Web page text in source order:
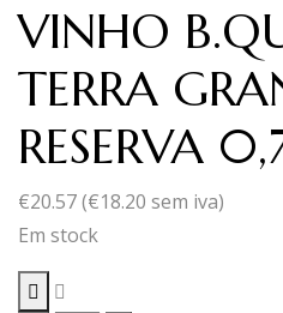
VINHO
TERRA
RESERVA
€20.57(€18.20 sem iva)
Em stock